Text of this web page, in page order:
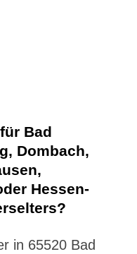
Bad
Dombach,
Hessen-
in 65520 Bad